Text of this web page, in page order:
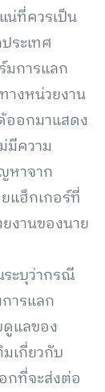
น่ที่ควรเป็น
ระเทศ
มการแลก
างหน่วยงาน
ออกมาแสดง
มีความ
หาจาก
แฮ็กเกอร์ที่
งานของนาย
ะบุว่ากรณี
ารแลก
ดูแลของ
เกี่ยวกับ
กที่จะส่งต่อ